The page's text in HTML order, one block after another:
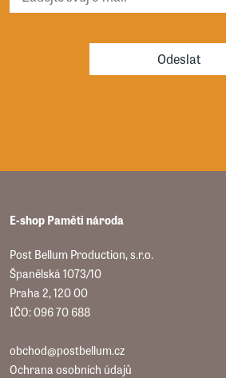
Odeslat
E-shop Paměti národa
Post Bellum Production, s.r.o.
Španělská 1073/10
Praha 2, 120 00
IČO: 096 70 688
obchod@postbellum.cz
Ochrana osobních údajů